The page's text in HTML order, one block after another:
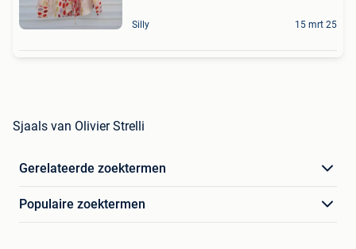
Silly 15 mrt 25
Sjaals van Olivier Strelli
Gerelateerde zoektermen
Populaire zoektermen